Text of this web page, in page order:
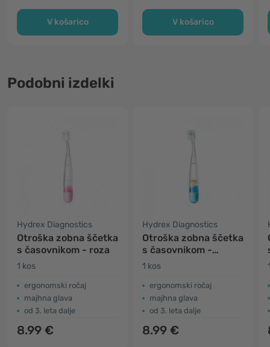
V košarico V košarico
Podobni izdelki
Hydrex Diagnostics
Otroška zobna ščetka
s časovnikom - roza
1 kos
ergonomski ročaj
majhna glava
od 3. leta dalje
8.99 €
Hydrex Diagnostics
Otroška zobna ščetka
s časovnikom -
modra
1 kos
ergonomski ročaj
majhna glava
od 3. leta dalje
8.99 €